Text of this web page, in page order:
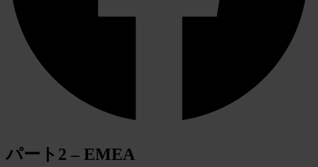
パート2 – EMEA